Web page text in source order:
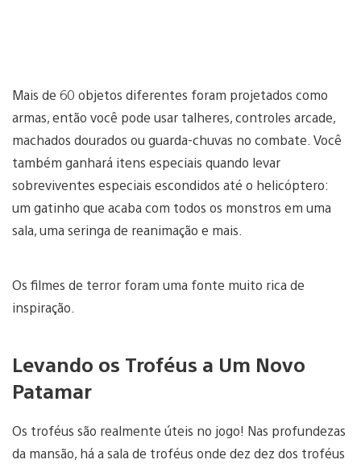
Mais de 60 objetos diferentes foram projetados como
armas, então você pode usar talheres, controles arcade,
machados dourados ou guarda-chuvas no combate. Você
também ganhará itens especiais quando levar
sobreviventes especiais escondidos até o helicóptero:
um gatinho que acaba com todos os monstros em uma
sala, uma seringa de reanimação e mais.
Os filmes de terror foram uma fonte muito rica de
inspiração.
Levando os Troféus a Um Novo
Patamar
Os troféus são realmente úteis no jogo! Nas profundezas
da mansão, há a sala de troféus onde dez dez dos troféus